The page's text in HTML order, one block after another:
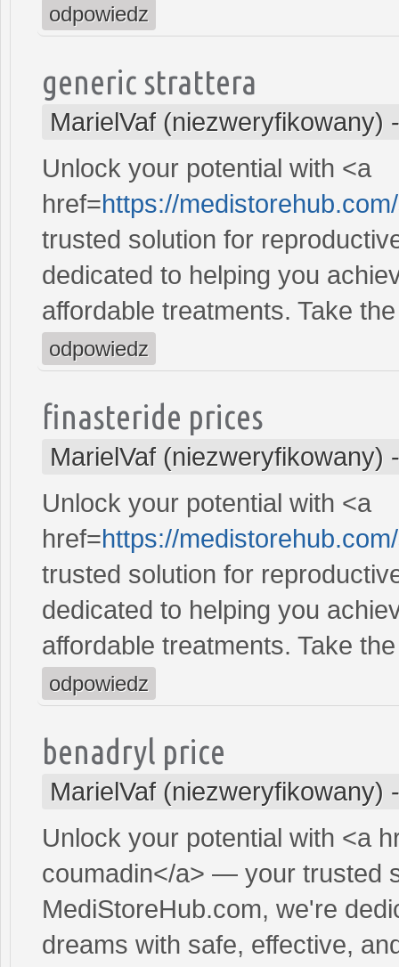
odpowiedz
generic strattera
MarielVaf (niezweryfikowany)
Unlock your potential with <a
href=https://
trusted solution for
dedicated to helping you
affordable treatments. Take
odpowiedz
finasteride prices
MarielVaf (niezweryfikowany)
Unlock your potential with <a
href=https://
trusted solution for
dedicated to helping you
affordable treatments. Take
odpowiedz
benadryl price
MarielVaf (niezweryfikowany)
Unlock your potential with <a
coumadin</a> — your trusted
MediStoreHub.com, we're
dreams with safe, effective,